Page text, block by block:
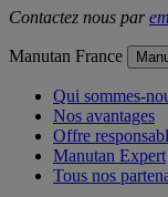
Contactez nous par
Manutan France
Qui sommes-
Nos avantages
Offre
Manutan Expert
Tous nos